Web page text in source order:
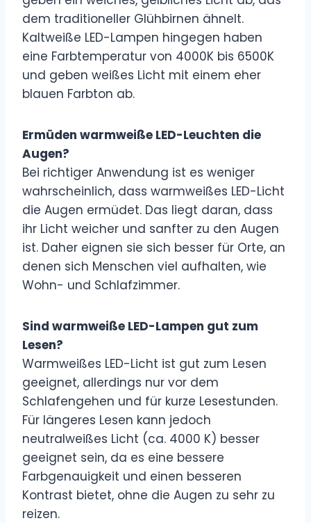
dem traditioneller Glühbirnen ähnelt.
Kaltweiße LED-Lampen hingegen haben
eine Farbtemperatur von 4000K bis 6500K
und geben weißes Licht mit einem eher
blauen Farbton ab.
Ermüden warmweiße LED-Leuchten die
Augen?
Bei richtiger Anwendung ist es weniger
wahrscheinlich, dass warmweißes LED-Licht
die Augen ermüdet. Das liegt daran, dass
ihr Licht weicher und sanfter zu den Augen
ist. Daher eignen sie sich besser für Orte, an
denen sich Menschen viel aufhalten, wie
Wohn- und Schlafzimmer.
Sind warmweiße LED-Lampen gut zum
Lesen?
Warmweißes LED-Licht ist gut zum Lesen
geeignet, allerdings nur vor dem
Schlafengehen und für kurze Lesestunden.
Für längeres Lesen kann jedoch
neutralweißes Licht (ca. 4000 K) besser
geeignet sein, da es eine bessere
Farbgenauigkeit und einen besseren
Kontrast bietet, ohne die Augen zu sehr zu
reizen.